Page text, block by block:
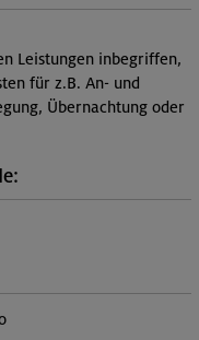
Leistungen inbegriffen,
für z.B. An- und
Übernachtung oder